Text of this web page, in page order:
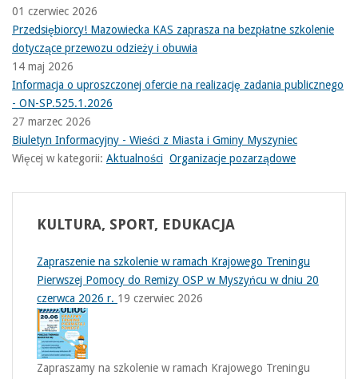
01 czerwiec 2026
Przedsiębiorcy! Mazowiecka KAS zaprasza na bezpłatne szkolenie
dotyczące przewozu odzieży i obuwia
14 maj 2026
Informacja o uproszczonej ofercie na realizację zadania publicznego
- ON-SP.525.1.2026
27 marzec 2026
Biuletyn Informacyjny - Wieści z Miasta i Gminy Myszyniec
Więcej w kategorii: Aktualności Organizacje pozarządowe
KULTURA, SPORT, EDUKACJA
Zapraszenie na szkolenie w ramach Krajowego Treningu
Pierwszej Pomocy do Remizy OSP w Myszyńcu w dniu 20
czerwca 2026 r. 19 czerwiec 2026
Zapraszamy na szkolenie w ramach Krajowego Treningu